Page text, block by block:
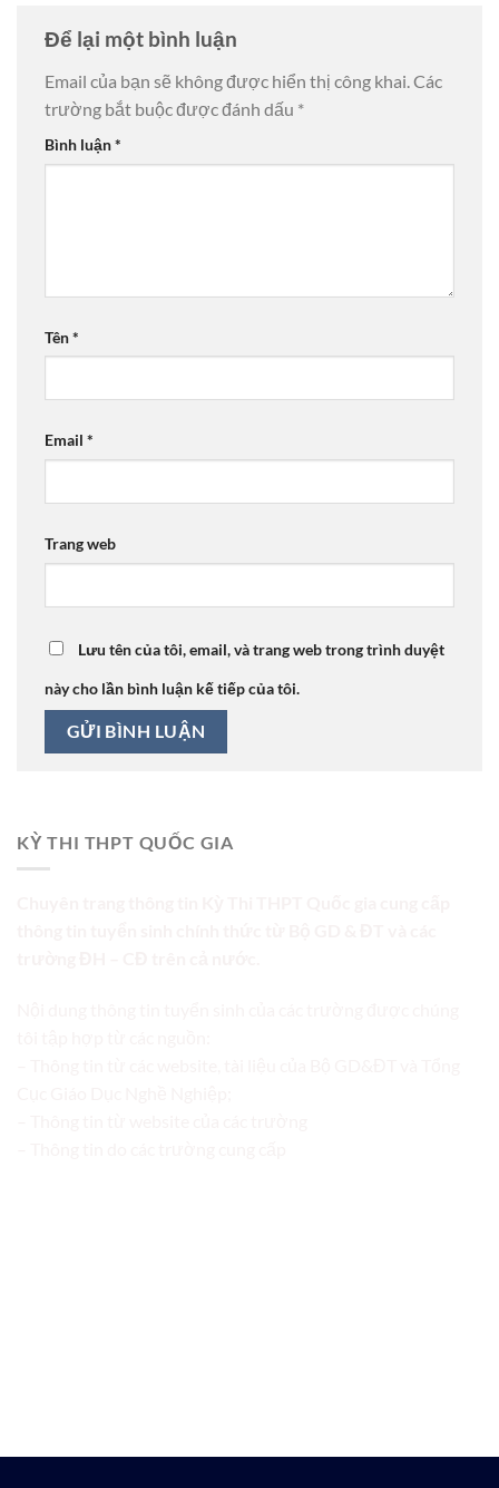
Để lại một bình luận
Email của bạn sẽ không được hiển thị công khai.Các
trường bắt buộc được đánh dấu *
Bình luận*
Tên*
Email *
Trang web
Lưu tên của tôi, email, và trang web trong trình duyệt
này cho lần bình luận kế tiếp của tôi.
KỲ THI THPT QUỐC GIA